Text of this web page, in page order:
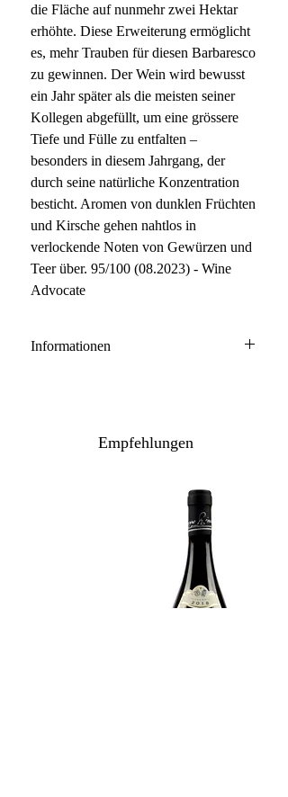
die Fläche auf nunmehr zwei Hektar
erhöhte. Diese Erweiterung ermöglicht
es, mehr Trauben für diesen Barbaresco
zu gewinnen. Der Wein wird bewusst
ein Jahr später als die meisten seiner
Kollegen abgefüllt, um eine grössere
Tiefe und Fülle zu entfalten –
besonders in diesem Jahrgang, der
durch seine natürliche Konzentration
besticht. Aromen von dunklen Früchten
und Kirsche gehen nahtlos in
verlockende Noten von Gewürzen und
Teer über. 95/100 (08.2023) - Wine
Advocate
Informationen
Ausbau: 24 Monate Holzfass
Inhalt / Gebinde: 75 cl / 6er Karton
Empfehlungen